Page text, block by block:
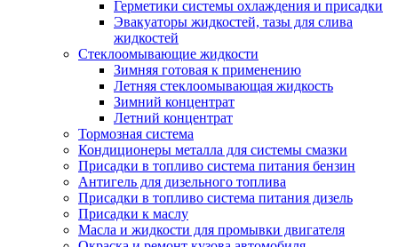
Герметики системы охлаждения и присадки
Эвакуаторы жидкостей, тазы для слива
жидкостей
Стеклоомывающие жидкости
Зимняя готовая к применению
Летняя стеклоомывающая жидкость
Зимний концентрат
Летний концентрат
Тормозная система
Кондиционеры металла для системы смазки
Присадки в топливо система питания бензин
Антигель для дизельного топлива
Присадки в топливо система питания дизель
Присадки к маслу
Масла и жидкости для промывки двигателя